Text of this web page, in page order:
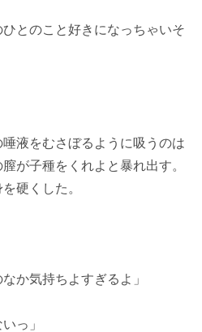
ひとのこと好きになっちゃいそ
液をむさぼるように吸うのは
が子種をくれよと暴れ出す。
硬くした。
か気持ちよすぎるよ」
っ」